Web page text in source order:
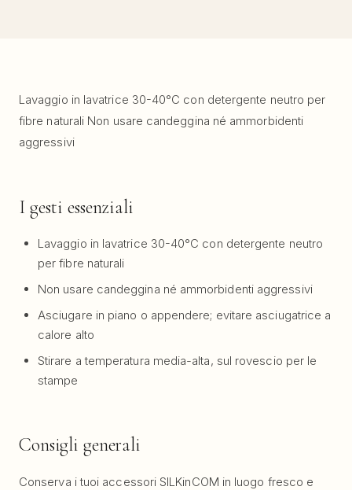
Lavaggio in lavatrice 30-40°C con detergente neutro per
fibre naturali Non usare candeggina né ammorbidenti
aggressivi
I gesti essenziali
Lavaggio in lavatrice 30-40°C con detergente neutro
per fibre naturali
Non usare candeggina né ammorbidenti aggressivi
Asciugare in piano o appendere; evitare asciugatrice a
calore alto
Stirare a temperatura media-alta, sul rovescio per le
stampe
Consigli generali
Conserva i tuoi accessori SILKinCOM in luogo fresco e